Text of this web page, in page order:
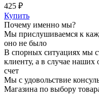
425 ₽
Купить
Почему именно мы?
Мы прислушиваемся к
оно не было
В спорных ситуациях мы
клиенту, а в случае
счет
Мы с удовольствие
Магазина по выбору